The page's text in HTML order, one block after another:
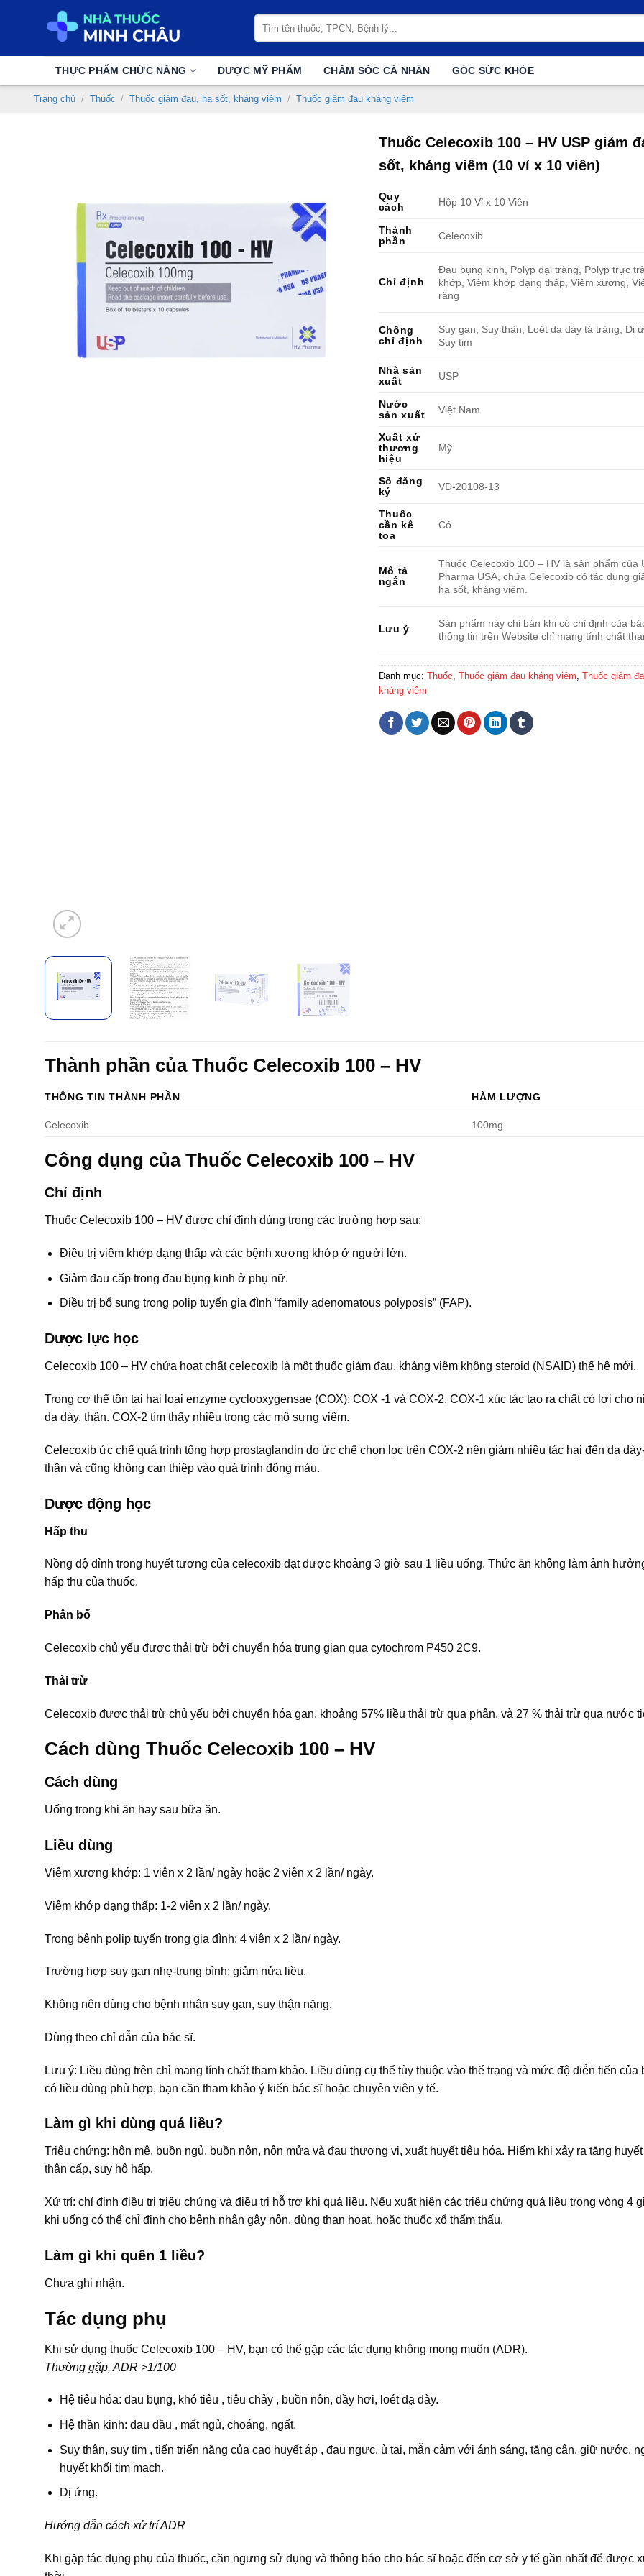
kiếm:
THỰC PHẨM CHỨC NĂNG DƯỢC MỸ PHẨM CHĂM SÓC CÁ NHÂN GÓC SỨC KHỎE
Trang chủ / Thuốc / Thuốc giảm đau, hạ sốt, kháng viêm / Thuốc giảm đau kháng viêm
Thuốc Celecoxib 100 – HV USP giảm
sốt, kháng viêm (10 vỉ x 10 viên)
Quy
cách
Hộp 10 Vỉ x 10 Viên
Thành
phần
Celecoxib
Chỉ định
Đau bụng kinh, Polyp đại tràng, Polyp trực
khớp, Viêm khớp dạng thấp, Viêm xương,
răng
Chống
chỉ định
Suy gan, Suy thận, Loét dạ dày tá tràng, Dị
Suy tim
Nhà sản
xuất
USP
Nước
sản xuất
Việt Nam
Xuất xứ
thương
hiệu
Mỹ
Số đăng
ký
VD-20108-13
Thuốc
cần kê
toa
Có
Mô tả
ngắn
Thuốc Celecoxib 100 – HV là sản phẩm của
Pharma USA, chứa Celecoxib có tác dụng
hạ sốt, kháng viêm.
Lưu ý
Sản phẩm này chỉ bán khi có chỉ định của
thông tin trên Website chỉ mang tính chất
Danh mục: Thuốc, Thuốc giảm đau kháng viêm, Thuốc giảm
kháng viêm
Thành phần của Thuốc Celecoxib 100 – HV
THÔNG TIN THÀNH PHẦN HÀM LƯỢNG
Celecoxib 100mg
Công dụng của Thuốc Celecoxib 100 – HV
Chỉ định
Thuốc Celecoxib 100 – HV được chỉ định dùng trong các trường hợp sau:
Ðiều trị viêm khớp dạng thấp và các bệnh xương khớp ở người lớn.
Giảm đau cấp trong đau bụng kinh ở phụ nữ.
Ðiều trị bổ sung trong polip tuyến gia đình “family adenomatous polyposis” (FAP).
Dược lực học
Celecoxib 100 – HV chứa hoạt chất celecoxib là một thuốc giảm đau, kháng viêm không steroid (NSAID) thế hệ mới.
Trong cơ thể tồn tại hai loại enzyme cyclooxygensae (COX): COX -1 và COX-2, COX-1 xúc tác tạo ra chất có lợi cho
dạ dày, thận. COX-2 tìm thấy nhiều trong các mô sưng viêm.
Celecoxib ức chế quá trình tổng hợp prostaglandin do ức chế chọn lọc trên COX-2 nên giảm nhiều tác hại đến dạ
thận và cũng không can thiệp vào quá trình đông máu.
Dược động học
Hấp thu
Nồng độ đỉnh trong huyết tương của celecoxib đạt được khoảng 3 giờ sau 1 liều uống. Thức ăn không làm ảnh
hấp thu của thuốc.
Phân bố
Celecoxib chủ yếu được thải trừ bởi chuyển hóa trung gian qua cytochrom P450 2C9.
Thải trừ
Celecoxib được thải trừ chủ yếu bởi chuyển hóa gan, khoảng 57% liều thải trừ qua phân, và 27 % thải trừ qua nước
Cách dùng Thuốc Celecoxib 100 – HV
Cách dùng
Uống trong khi ăn hay sau bữa ăn.
Liều dùng
Viêm xương khớp: 1 viên x 2 lần/ ngày hoặc 2 viên x 2 lần/ ngày.
Viêm khớp dạng thấp: 1-2 viên x 2 lần/ ngày.
Trong bệnh polip tuyến trong gia đình: 4 viên x 2 lần/ ngày.
Trường hợp suy gan nhẹ-trung bình: giảm nửa liều.
Không nên dùng cho bệnh nhân suy gan, suy thận nặng.
Dùng theo chỉ dẫn của bác sĩ.
Lưu ý: Liều dùng trên chỉ mang tính chất tham khảo. Liều dùng cụ thể tùy thuộc vào thể trạng và mức độ diễn tiến của
có liều dùng phù hợp, bạn cần tham khảo ý kiến bác sĩ hoặc chuyên viên y tế.
Làm gì khi dùng quá liều?
Triệu chứng: hôn mê, buồn ngủ, buồn nôn, nôn mửa và đau thượng vị, xuất huyết tiêu hóa. Hiếm khi xảy ra tăng
thận cấp, suy hô hấp.
Xử trí: chỉ định điều trị triệu chứng và điều trị hỗ trợ khi quá liều. Nếu xuất hiện các triệu chứng quá liều trong vòng 4
khi uống có thể chỉ định cho bênh nhân gây nôn, dùng than hoạt, hoặc thuốc xổ thẩm thấu.
Làm gì khi quên 1 liều?
Chưa ghi nhận.
Tác dụng phụ
Khi sử dụng thuốc Celecoxib 100 – HV, bạn có thể gặp các tác dụng không mong muốn (ADR).
Thường gặp, ADR >1/100
Hệ tiêu hóa: đau bụng, khó tiêu , tiêu chảy , buồn nôn, đầy hơi, loét dạ dày.
Hệ thần kinh: đau đầu , mất ngủ, choáng, ngất.
Suy thận, suy tim , tiến triển nặng của cao huyết áp , đau ngực, ù tai, mẫn cảm với ánh sáng, tăng cân, giữ nước,
huyết khối tim mạch.
Dị ứng.
Hướng dẫn cách xử trí ADR
Khi gặp tác dụng phụ của thuốc, cần ngưng sử dụng và thông báo cho bác sĩ hoặc đến cơ sở y tế gần nhất để được